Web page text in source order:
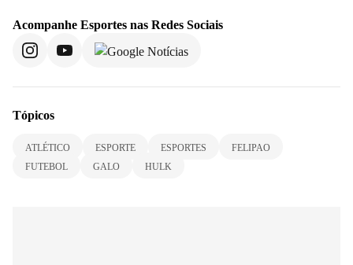
Acompanhe Esportes nas Redes Sociais
Tópicos
ATLÉTICO ESPORTE ESPORTES
FELIPAO
FUTEBOL
GALO HULK